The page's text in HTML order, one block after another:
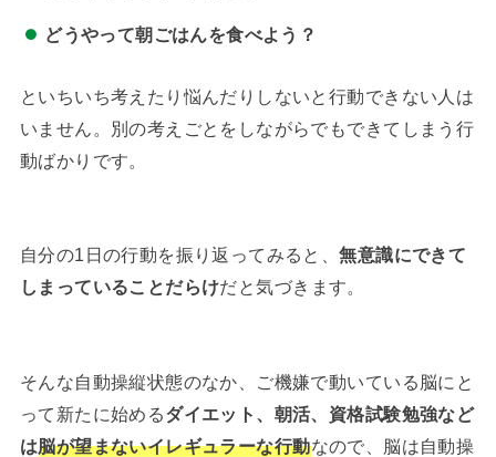
どうやって朝ごはんを食べよう？
といちいち考えたり悩んだりしないと行動できない人は
いません。別の考えごとをしながらでもできてしまう行
動ばかりです。
自分の1日の行動を振り返ってみると、無意識にできて
しまっていることだらけだと気づきます。
そんな自動操縦状態のなか、ご機嫌で動いている脳にと
って新たに始めるダイエット、朝活、資格試験勉強など
は脳が望まないイレギュラーな行動なので、脳は自動操